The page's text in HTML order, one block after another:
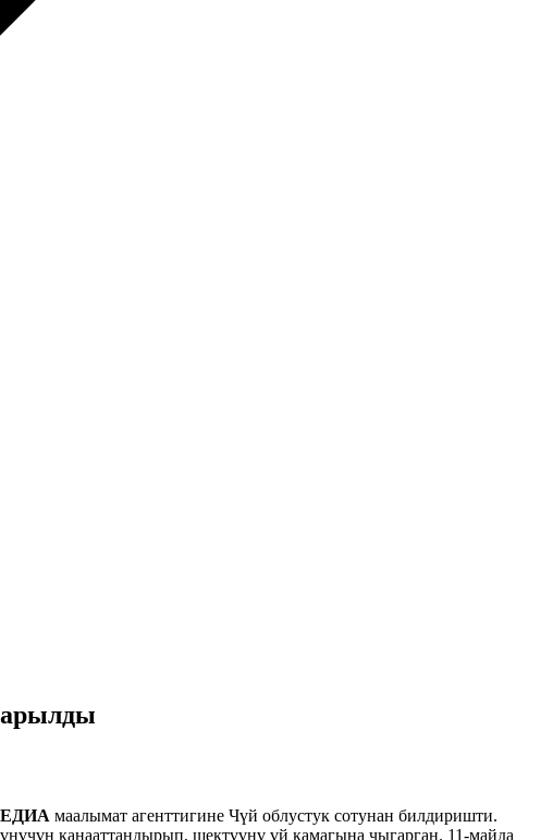
маалымат агенттигине Чүй облустук сотунан билдиришти.
канааттандырып, шектүүнү үй камагына чыгарган. 11-майда